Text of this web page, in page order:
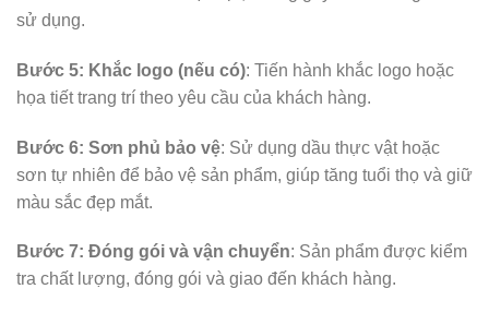
sử dụng.
Bước 5: Khắc logo (nếu có): Tiến hành khắc logo hoặc
họa tiết trang trí theo yêu cầu của khách hàng.
Bước 6: Sơn phủ bảo vệ: Sử dụng dầu thực vật hoặc
sơn tự nhiên để bảo vệ sản phẩm, giúp tăng tuổi thọ và giữ
màu sắc đẹp mắt.
Bước 7: Đóng gói và vận chuyển: Sản phẩm được kiểm
tra chất lượng, đóng gói và giao đến khách hàng.